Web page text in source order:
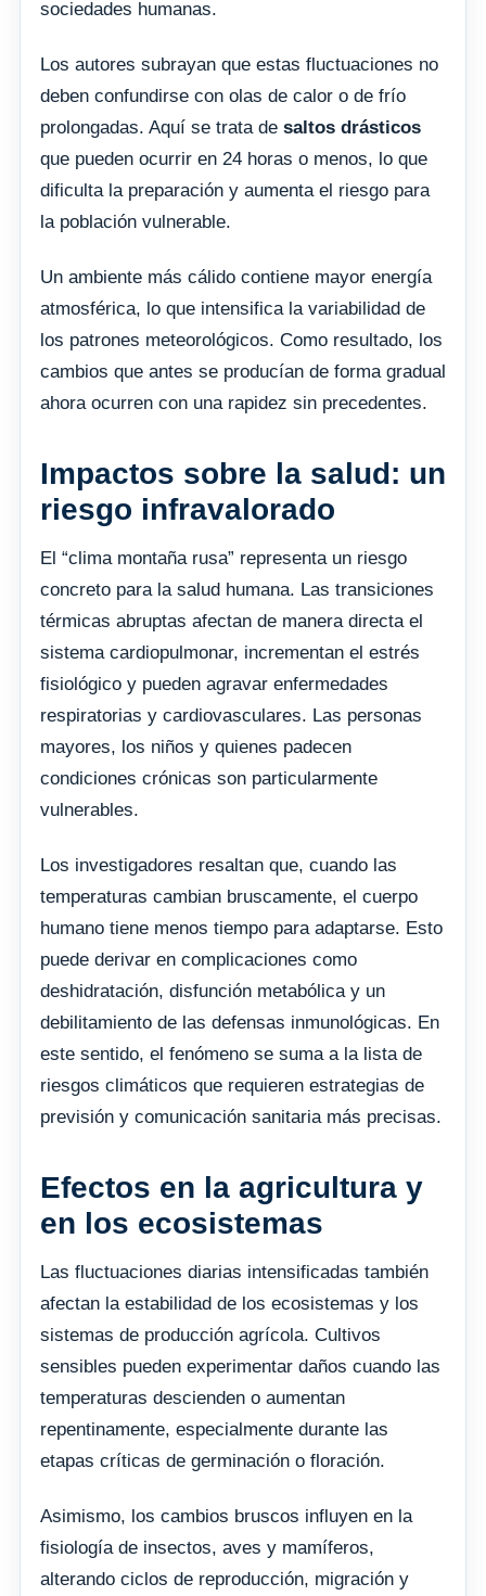
sociedades humanas.
Los autores subrayan que estas fluctuaciones no
deben confundirse con olas de calor o de frío
prolongadas. Aquí se trata de saltos drásticos
que pueden ocurrir en 24 horas o menos, lo que
dificulta la preparación y aumenta el riesgo para
la población vulnerable.
Un ambiente más cálido contiene mayor energía
atmosférica, lo que intensifica la variabilidad de
los patrones meteorológicos. Como resultado, los
cambios que antes se producían de forma gradual
ahora ocurren con una rapidez sin precedentes.
Impactos sobre la salud: un
riesgo infravalorado
El “clima montaña rusa” representa un riesgo
concreto para la salud humana. Las transiciones
térmicas abruptas afectan de manera directa el
sistema cardiopulmonar, incrementan el estrés
fisiológico y pueden agravar enfermedades
respiratorias y cardiovasculares. Las personas
mayores, los niños y quienes padecen
condiciones crónicas son particularmente
vulnerables.
Los investigadores resaltan que, cuando las
temperaturas cambian bruscamente, el cuerpo
humano tiene menos tiempo para adaptarse. Esto
puede derivar en complicaciones como
deshidratación, disfunción metabólica y un
debilitamiento de las defensas inmunológicas. En
este sentido, el fenómeno se suma a la lista de
riesgos climáticos que requieren estrategias de
previsión y comunicación sanitaria más precisas.
Efectos en la agricultura y
en los ecosistemas
Las fluctuaciones diarias intensificadas también
afectan la estabilidad de los ecosistemas y los
sistemas de producción agrícola. Cultivos
sensibles pueden experimentar daños cuando las
temperaturas descienden o aumentan
repentinamente, especialmente durante las
etapas críticas de germinación o floración.
Asimismo, los cambios bruscos influyen en la
fisiología de insectos, aves y mamíferos,
alterando ciclos de reproducción, migración y